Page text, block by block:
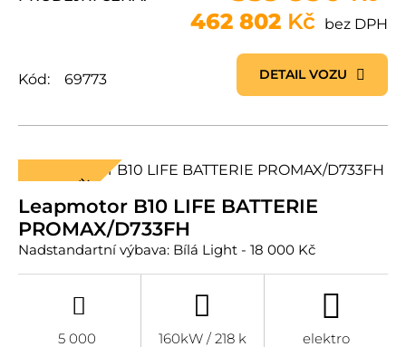
462 802 Kč bez DPH
Kód: 69773 DETAIL VOZU
NOVÝ MODEL
Leapmotor B10 LIFE BATTERIE
PROMAX/D733FH
Nadstandartní výbava: Bílá Light - 18 000 Kč
5 000 160kW / 218 k elektro